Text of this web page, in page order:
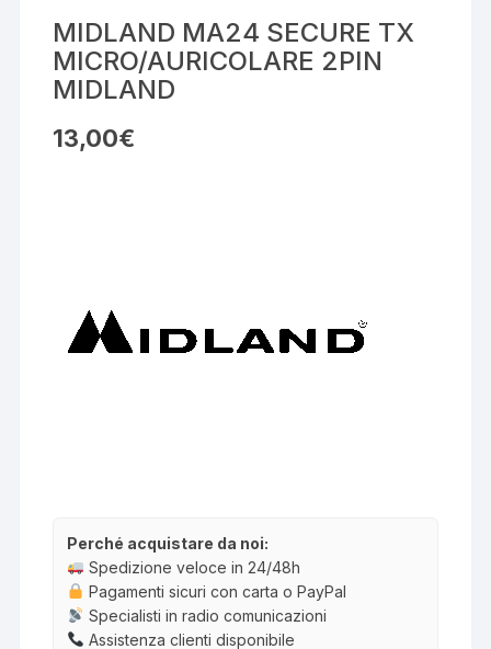
MIDLAND MA24 SECURE TX
MICRO/AURICOLARE 2PIN
MIDLAND
13,00€
Perché acquistare da noi:
Spedizione veloce in 24/48h
Pagamenti sicuri con carta o PayPal
Specialisti in radio comunicazioni
Assistenza clienti disponibile